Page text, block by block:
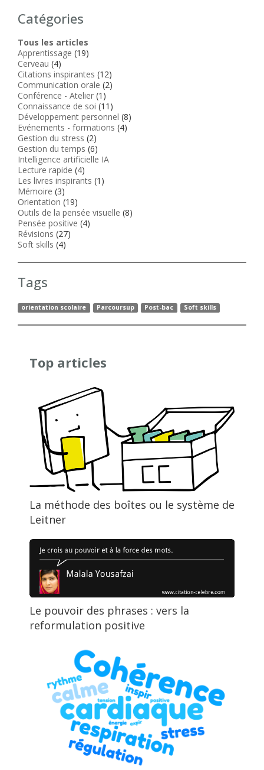
Catégories
Tous les articles
Apprentissage (19)
Cerveau (4)
Citations inspirantes (12)
Communication orale (2)
Conférence - Atelier (1)
Connaissance de soi (11)
Développement personnel (8)
Evénements - formations (4)
Gestion du stress (2)
Gestion du temps (6)
Intelligence artificielle IA
Lecture rapide (4)
Les livres inspirants (1)
Mémoire (3)
Orientation (19)
Outils de la pensée visuelle (8)
Pensée positive (4)
Révisions (27)
Soft skills (4)
Tags
orientation scolaire Parcoursup Post-bac Soft skills
Top articles
La méthode des boîtes ou le système de
Leitner
Le pouvoir des phrases : vers la
reformulation positive